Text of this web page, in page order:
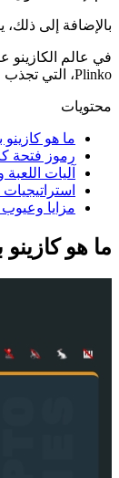
بالإضافة إلى
في عالم الكازينو
Plinko، التي تجذب الانتباه بمفهومها الأصلي وطريقة اللعب الممتعة في هذه المراجعة، سنلقي نظرة فاحصة على الفتحة وننظر إلى رموزها ونحاول فهم كيف يفوز كازينو Plinko بقلوب اللاعبين.
محتويات
ما هو كازينو
رموز فتحة
آليات اللعبة
مزايا وعيوب
ما هو كازينو